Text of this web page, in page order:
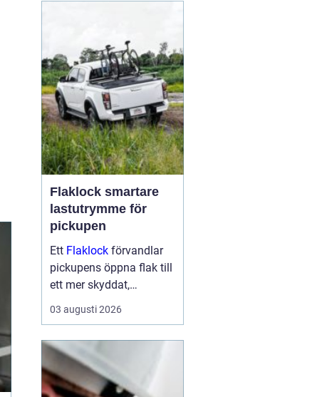
driftsäkerhet, lägre ...
Flaklock smartare
lastutrymme för
pickupen
Ett Flaklock förvandlar
pickupens öppna flak till
ett mer skyddat,
praktiskt och ibland
också mer bränslesnålt
är skillnaden tydlig
redan efter första
veckan: mindre stök,
03 augusti 2026